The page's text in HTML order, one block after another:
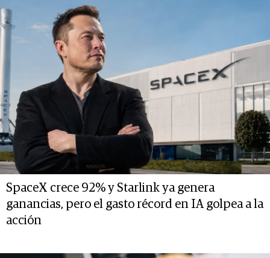
SpaceX crece 92% y Starlink ya genera
ganancias, pero el gasto récord en IA golpea a la
acción